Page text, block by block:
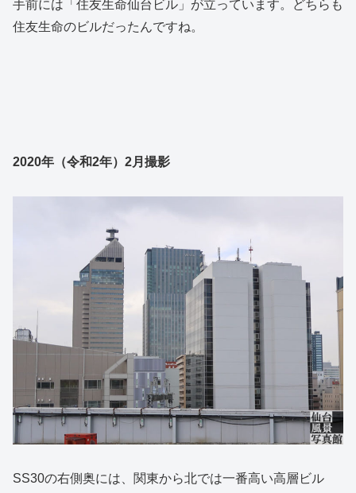
手前には「住友生命仙台ビル」が立っています。どちらも
住友生命のビルだったんですね。
2020年（令和2年）2月撮影
SS30の右側奥には、関東から北では一番高い高層ビル